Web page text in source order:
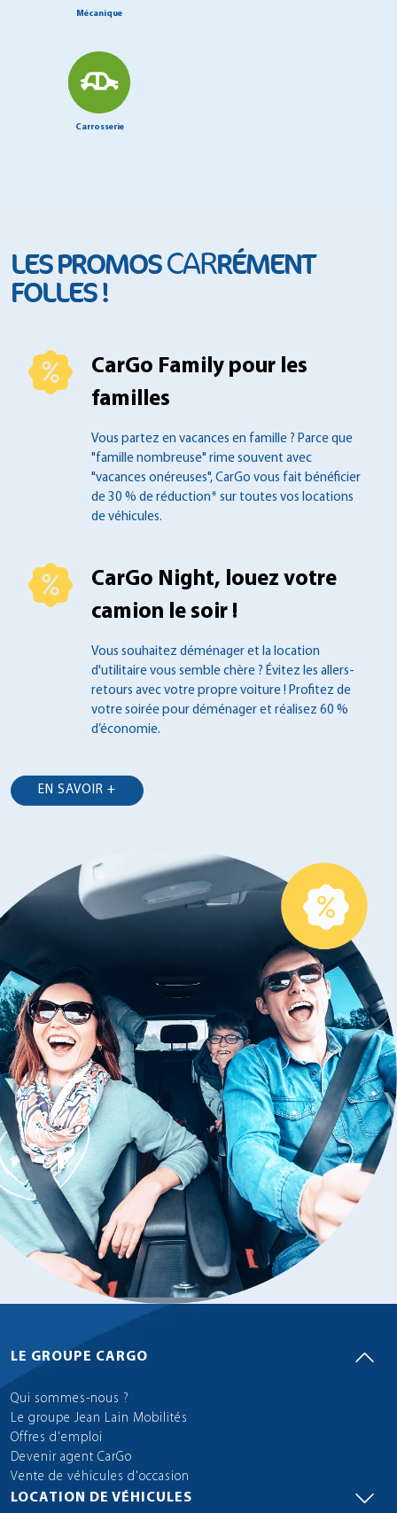
Mécanique
Carrosserie
LES PROMOSCARRÉMENT
FOLLES !
CarGo Family pour les
familles
Vous partez en vacances en famille ? Parce que
"famille nombreuse" rime souvent avec
"vacances onéreuses", CarGo vous fait bénéficier
de 30 % de réduction* sur toutes vos locations
de véhicules.
CarGo Night, louez votre
camion le soir !
Vous souhaitez déménager et la location
d'utilitaire vous semble chère ? Évitez les allers-
retours avec votre propre voiture ! Profitez de
votre soirée pour déménager et réalisez 60 %
d’économie.
EN SAVOIR +
LE GROUPE CARGO
Qui sommes-nous ?
Le groupe Jean Lain Mobilités
Offres d'emploi
Devenir agent CarGo
Vente de véhicules d'occasion
LOCATION DE VÉHICULES